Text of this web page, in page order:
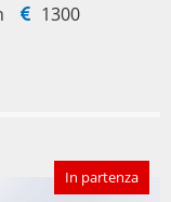
1300
In partenza